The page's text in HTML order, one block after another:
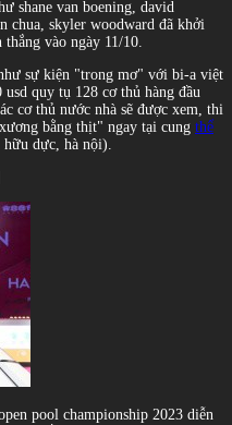
shane van boening, david
chua, skyler woodward đã khởi
vào ngày 11/10.
sự kiện "trong mơ" với bi-a việt
quy tụ 128 cơ thủ hàng đầu
cơ thủ nước nhà sẽ được xem, thi
bằng thịt" ngay tại cung thể
dực, hà nội).
pool championship 2023 diễn